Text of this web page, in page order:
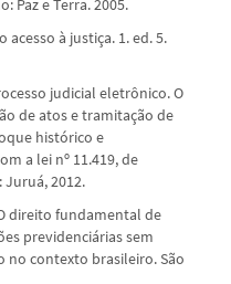
Paz e Terra. 2005.
acesso à justiça. 1. ed. 5.
judicial eletrônico. O
de atos e tramitação de
histórico e
a lei nº 11.419, de
Juruá, 2012.
direito fundamental de
previdenciárias sem
contexto brasileiro. São